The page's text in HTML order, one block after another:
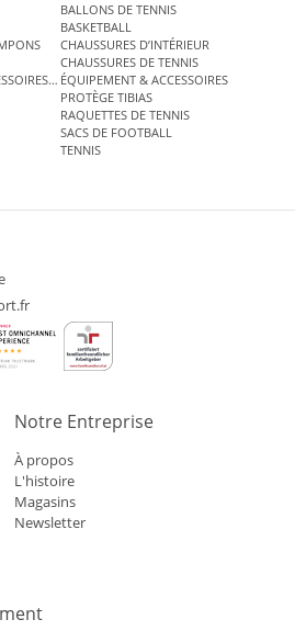
BALLONS DE TENNIS
BASKETBALL
CHAUSSURES D’INTÉRIEUR
CHAUSSURES DE TENNIS
DE TENNIS
ÉQUIPEMENT & ACCESSOIRES
PROTÈGE TIBIAS
RAQUETTES DE TENNIS
SACS DE FOOTBALL
TENNIS
Notre Entreprise
À propos
L'histoire
Magasins
Newsletter